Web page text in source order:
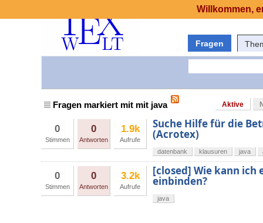
Fragen
Fragen markiert mit mit java Aktive
0
Stimmen
0
Antworten
1.9k
Aufrufe
Suche Hilfe für die
(Acrotex)
datenbank klausuren java
0
Stimmen
0
Antworten
3.2k
Aufrufe
[closed] Wie kann ich
einbinden?
java
Willkommen,